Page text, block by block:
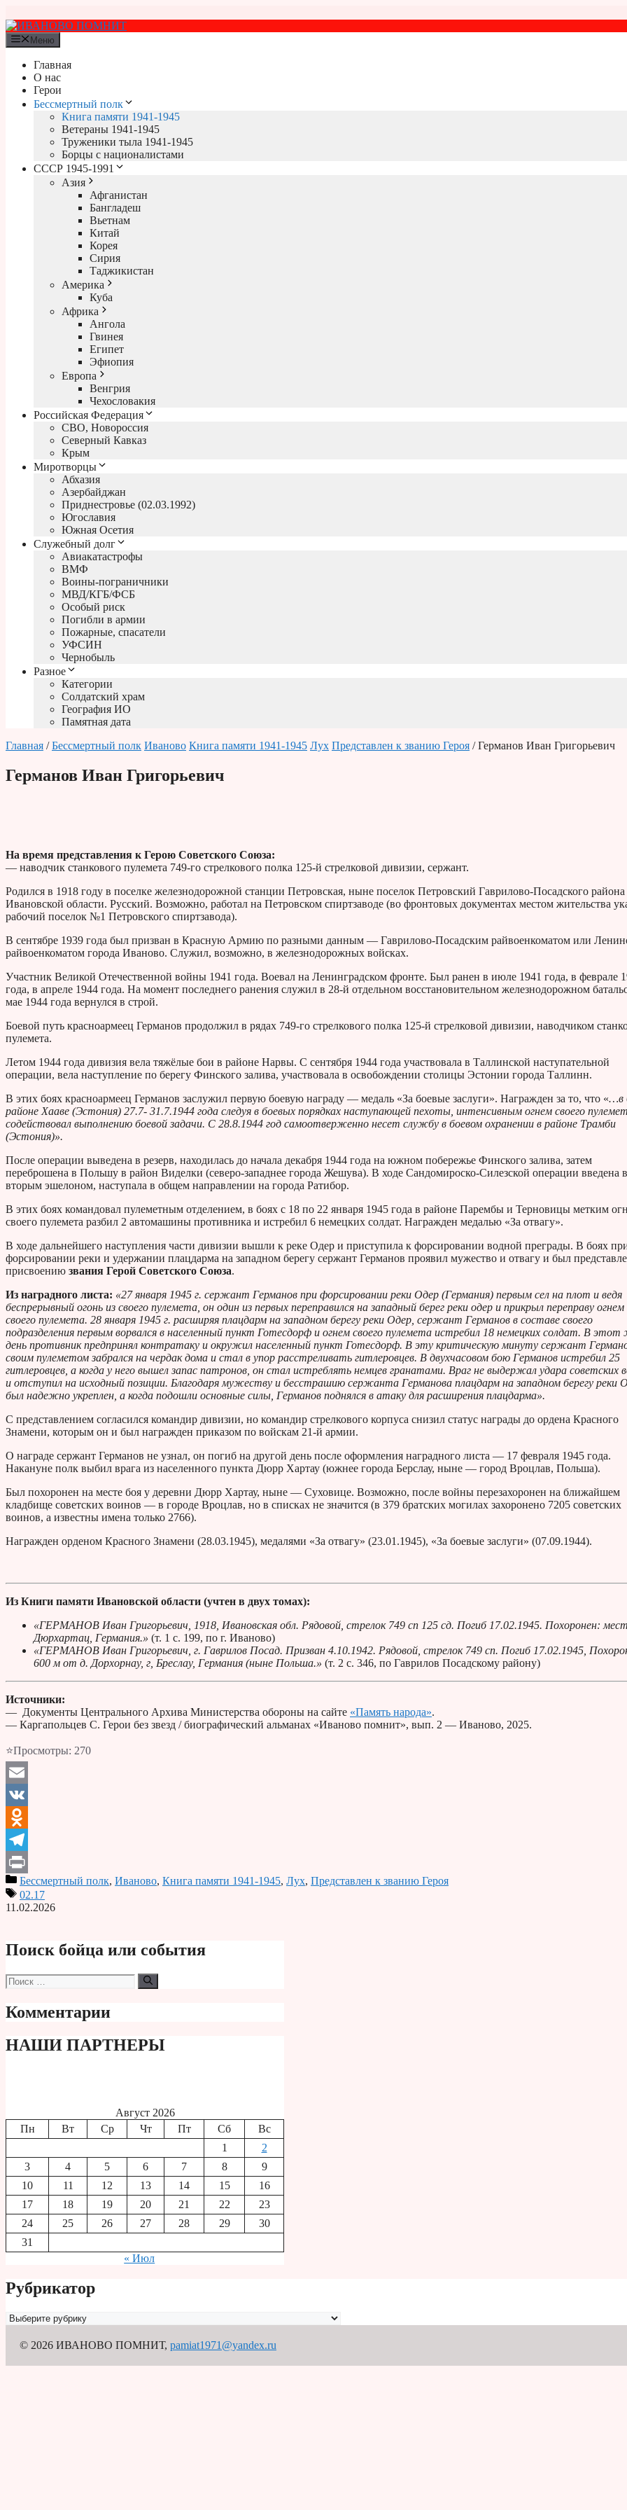
к
содержимому
Меню
Главная
О нас
Герои
Бессмертный полк
Книга памяти 1941-1945
Ветераны 1941-1945
Труженики тыла 1941-1945
Борцы с националистами
СССР 1945-1991
Азия
Афганистан
Бангладеш
Вьетнам
Китай
Корея
Сирия
Таджикистан
Америка
Куба
Африка
Ангола
Гвинея
Египет
Эфиопия
Европа
Венгрия
Чехословакия
Российская Федерация
СВО, Новороссия
Северный Кавказ
Крым
Миротворцы
Абхазия
Азербайджан
Приднестровье (02.03.1992)
Югославия
Южная Осетия
Служебный долг
Авиакатастрофы
ВМФ
Воины-пограничники
МВД/КГБ/ФСБ
Особый риск
Погибли в армии
Пожарные, спасатели
УФСИН
Чернобыль
Разное
Категории
Солдатский храм
География ИО
Памятная дата
Главная /Бессмертный полк Иваново Книга памяти 1941-1945 Лух Представлен к званию Героя / Германов Иван Григорьевич
Германов Иван Григорьевич
На время представления к Герою Советского Союза:
— наводчик станкового пулемета 749-го стрелкового полка 125-й стрелковой дивизии, сержант.
Родился в 1918 году в поселке железнодорожной станции Петровская, ныне поселок Петровский Гаврилово-Посадского района
Ивановской области. Русский. Возможно, работал на Петровском спиртзаводе (во фронтовых документах местом жительства
рабочий поселок №1 Петровского спиртзавода).
В сентябре 1939 года был призван в Красную Армию по разными данным — Гаврилово-Посадским райвоенкоматом или
райвоенкоматом города Иваново. Служил, возможно, в железнодорожных войсках.
Участник Великой Отечественной войны 1941 года. Воевал на Ленинградском фронте. Был ранен в июле 1941 года, в феврале
года, в апреле 1944 года. На момент последнего ранения служил в 28-й отдельном восстановительном железнодорожном
мае 1944 года вернулся в строй.
Боевой путь красноармеец Германов продолжил в рядах 749-го стрелкового полка 125-й стрелковой дивизии, наводчиком
пулемета.
Летом 1944 года дивизия вела тяжёлые бои в районе Нарвы. С сентября 1944 года участвовала в Таллинской наступательной
операции, вела наступление по берегу Финского залива, участвовала в освобождении столицы Эстонии города Таллинн.
В этих боях красноармеец Германов заслужил первую боевую награду — медаль «За боевые заслуги». Награжден за то, что «…в
районе Хааве (Эстония) 27.7- 31.7.1944 года следуя в боевых порядках наступающей пехоты, интенсивным огнем своего
содействовал выполнению боевой задачи. С 28.8.1944 год самоотверженно несет службу в боевом охранении в районе Трамби
(Эстония)».
После операции выведена в резерв, находилась до начала декабря 1944 года на южном побережье Финского залива, затем
переброшена в Польшу в район Виделки (северо-западнее города Жешува). В ходе Сандомироско-Силезской операции введена
вторым эшелоном, наступала в общем направлении на города Ратибор.
В этих боях командовал пулеметным отделением, в боях с 18 по 22 января 1945 года в районе Парембы и Терновицы метким
своего пулемета разбил 2 автомашины противника и истребил 6 немецких солдат. Награжден медалью «За отвагу».
В ходе дальнейшего наступления части дивизии вышли к реке Одер и приступила к форсировании водной преграды. В боях
форсировании реки и удержании плацдарма на западном берегу сержант Германов проявил мужество и отвагу и был
присвоению звания Герой Советского Союза.
Из наградного листа: «27 января 1945 г. сержант Германов при форсировании реки Одер (Германия) первым сел на плот и ведя
беспрерывный огонь из своего пулемета, он один из первых переправился на западный берег реки одер и прикрыл переправу огнем
своего пулемета. 28 января 1945 г. расширяя плацдарм на западном берегу реки Одер, сержант Германов в составе своего
подразделения первым ворвался в населенный пункт Готесдорф и огнем своего пулемета истребил 18 немецких солдат. В этот
день противник предпринял контратаку и окружил населенный пункт Готесдорф. В эту критическую минуту сержант
своим пулеметом забрался на чердак дома и стал в упор расстреливать гитлеровцев. В двухчасовом бою Германов истребил 25
гитлеровцев, а когда у него вышел запас патронов, он стал истреблять немцев гранатами. Враг не выдержал удара советских
и отступил на исходный позиции. Благодаря мужеству и бесстрашию сержанта Германова плацдарм на западном берегу реки
был надежно укреплен, а когда подошли основные силы, Германов поднялся в атаку для расширения плацдарма».
С представлением согласился командир дивизии, но командир стрелкового корпуса снизил статус награды до ордена Красного
Знамени, которым он и был награжден приказом по войскам 21-й армии.
О награде сержант Германов не узнал, он погиб на другой день после оформления наградного листа — 17 февраля 1945 года.
Накануне полк выбил врага из населенного пункта Дюрр Хартау (южнее города Берслау, ныне — город Вроцлав, Польша).
Был похоронен на месте боя у деревни Дюрр Хартау, ныне — Суховице. Возможно, после войны перезахоронен на ближайшем
кладбище советских воинов — в городе Вроцлав, но в списках не значится (в 379 братских могилах захоронено 7205 советских
воинов, а известны имена только 2766).
Награжден орденом Красного Знамени (28.03.1945), медалями «За отвагу» (23.01.1945), «За боевые заслуги» (07.09.1944).
Из Книги памяти Ивановской области (учтен в двух томах):
«ГЕРМАНОВ Иван Григорьевич, 1918, Ивановская обл. Рядовой, стрелок 749 сп 125 сд. Погиб 17.02.1945. Похоронен:
Дюрхартац, Германия.» (т. 1 с. 199, по г. Иваново)
«ГЕРМАНОВ Иван Григорьевич, г. Гаврилов Посад. Призван 4.10.1942. Рядовой, стрелок 749 сп. Погиб 17.02.1945,
600 м от д. Дорхорнау, г, Бреслау, Германия (ныне Польша.» (т. 2 с. 346, по Гаврилов Посадскому району)
Источники:
— Документы Центрального Архива Министерства обороны на сайте «Память народа».
— Каргапольцев С. Герои без звезд / биографический альманах «Иваново помнит», вып. 2 — Иваново, 2025.
⭐Просмотры: 270
Email
VK
Odnoklassniki
Telegram
PrintБессмертный полк, Иваново, Книга памяти 1941-1945, Лух, Представлен к званию Героя
02.17
11.02.2026
Поиск бойца или события
Поиск:
Комментарии
НАШИ ПАРТНЕРЫ
Август 2026
Пн
Вт Ср Чт Пт Сб
Вс
1
2
3
4 5 6 7 8
9
10
11 12 13 14 15
16
17
18 19 20 21 22
23
24
25 26 27 28 29
30
31
« Июл
Рубрикатор
Рубрикатор
© 2026 ИВАНОВО ПОМНИТ, pamiat1971@yandex.ru